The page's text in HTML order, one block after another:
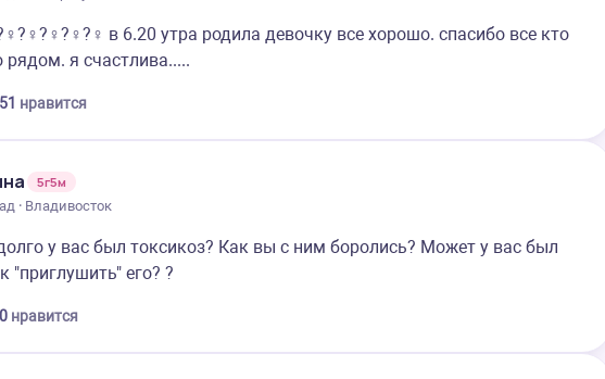
в 6.20 утра родила девочку все хорошо. спасибо все кто
я счастлива.....
51 нравится
5г5м
· Владивосток
у вас был токсикоз? Как вы с ним боролись? Может у вас был
"приглушить" его? ?
0 нравится